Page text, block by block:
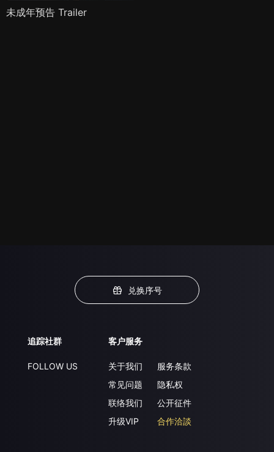
未成年预告 Trailer
兑换序号
追踪社群
FOLLOW US
客户服务
关于我们
常见问题
联络我们
升级VIP
服务条款
隐私权
公开征件
合作洽談